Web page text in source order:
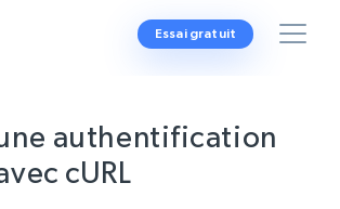
Essai gratuit
authentification
cURL